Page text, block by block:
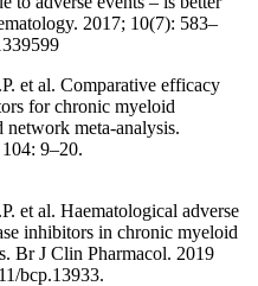
2017; 10(7): 583–
et al. Comparative efficacy
for chronic myeloid
network meta-analysis.
9–20.
et al. Haematological adverse
inhibitors in chronic myeloid
Br J Clin Pharmacol. 2019
bcp.13933.